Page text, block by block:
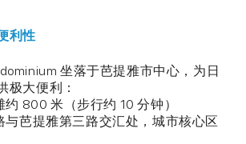
利性
坐落于芭提雅市中心，为日
极大便利：
约 800 米（步行约 10 分钟）
与芭提雅第三路交汇处，城市核心区